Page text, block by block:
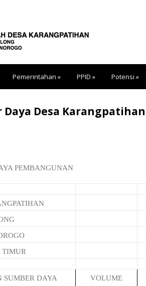
Pemerintahan » PPID » Potensi »
Desa Karangpatihan
PEMBANGUNAN
SUMBER DAYA
VOLUME